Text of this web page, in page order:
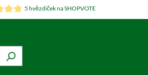
5 hvězdiček na SHOPVOTE